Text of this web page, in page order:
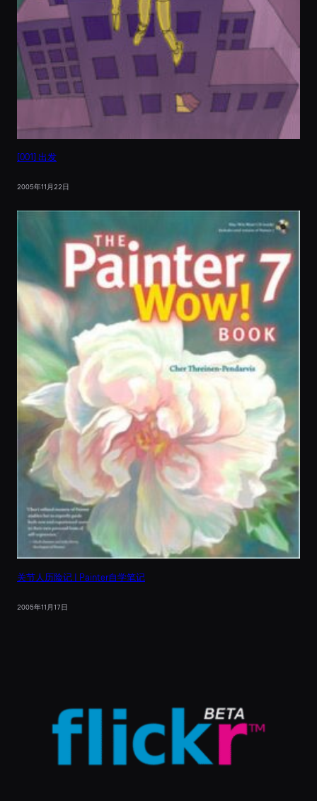
[001] 出发
2005年11月22日
关节人历险记 | Painter自学笔记
2005年11月17日